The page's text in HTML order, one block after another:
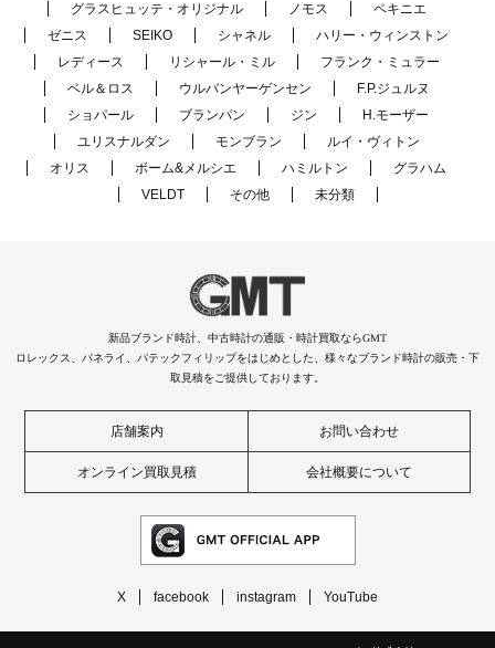
グラスヒュッテ・オリジナル
ノモス
ペキニエ
ゼニス
SEIKO シャネル
ハリー・ウィンストン
レディース
リシャール・ミル
フランク・ミュラー
ベル＆ロス
ウルバンヤーゲンセン
F.P.ジュルヌ
ショパール
ブランパン ジン
H.モーザー
ユリスナルダン
モンブラン
ルイ・ヴィトン
オリス
ボーム&メルシエ ハミルトン
グラハム
VELDT
その他 未分類
新品ブランド時計、中古時計の通販・時計買取ならGMT
ロレックス、パネライ、パテックフィリップをはじめとした、様々なブランド時計の販売・下
取見積をご提供しております。
店舗案内 お問い合わせ
オンライン買取見積 会社概要について
X facebook instagram YouTube